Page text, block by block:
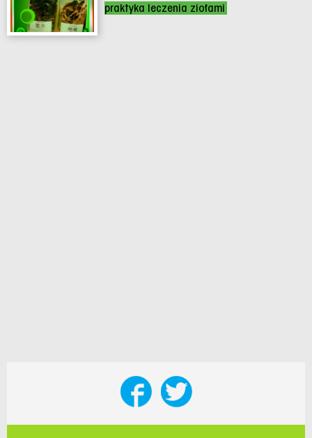
praktyka leczenia ziołami